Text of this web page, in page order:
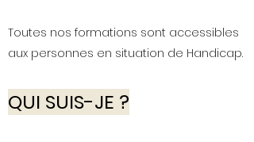
Toutes nos formations sont accessibles
aux personnes en situation de Handicap.
QUI SUIS-JE ?